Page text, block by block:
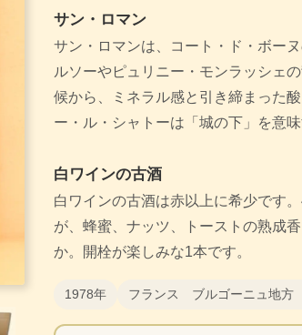
サン・ロマン
サン・ロマンは、コート・ド・ボー
ルソーやピュリニー・モンラッシェ
候から、ミネラル感と引き締まった
ー・ル・シャトーは「城の下」を意味
白ワインの古酒
白ワインの古酒は赤以上に希少です
が、蜂蜜、ナッツ、トーストの熟成
か。開栓が楽しみな1本です。
1978年 フランス ブルゴーニュ地方